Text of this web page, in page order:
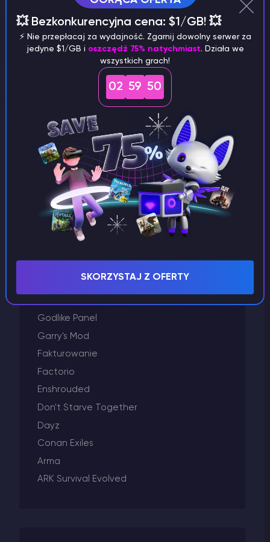
V Rising
Uruchamianie serwera
Space Engineers
Satisfactory
Rust
Project Zomboid
Palworld
Minecraft
Left 4 Dead 2
Hosting VPS
Godlike Panel
Garry's Mod
Fakturowanie
Factorio
Enshrouded
Don't Starve Together
Dayz
Conan Exiles
Arma
ARK Survival Evolved
💥 Bezkonkurencyjna cena: $1/GB! 💥
⚡️ Nie przepłacaj za wydajność. Zgarnij dowolny serwer za
jedyne $1/GB i oszczędź 75% natychmiast. Działa we
wszystkich grach!
02 59 50
SKORZYSTAJ Z OFERTY